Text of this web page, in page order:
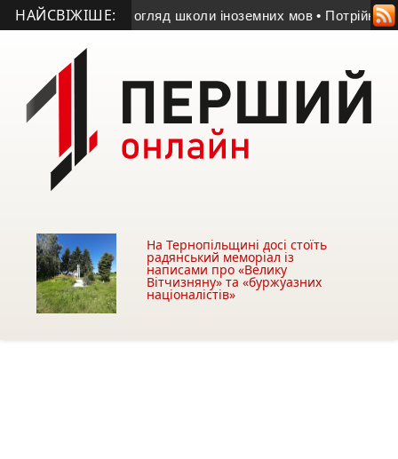
НАЙСВІЖІШЕ:
студентів та огляд школи іноземних мов • Потрійна ДТП
На Тернопільщині досі стоїть
радянський меморіал із
написами про «Велику
Вітчизняну» та «буржуазних
націоналістів»